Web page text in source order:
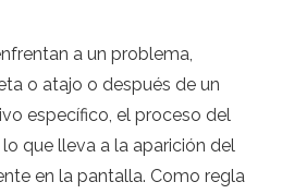
a un problema,
o atajo o después de un
específico, el proceso del
que lleva a la aparición del
en la pantalla. Como regla